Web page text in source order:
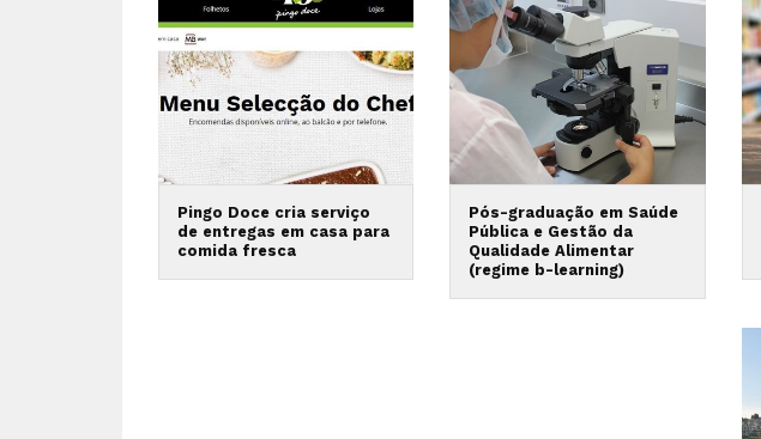
Pingo Doce cria serviço
de entregas em casa para
comida fresca
Pós-graduação em Saúde
Pública e Gestão da
Qualidade Alimentar
(regime b-learning)